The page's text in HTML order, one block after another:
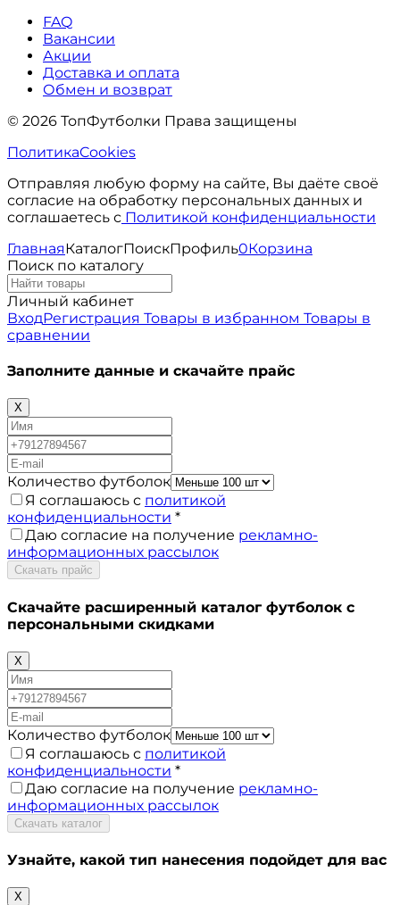
FAQ
Вакансии
Акции
Доставка и оплата
Обмен и возврат
© 2026 ТопФутболки Права защищены
ПолитикаCookies
Отправляя любую форму на сайте, Вы даёте своё
согласие на обработку персональных данных и
соглашаетесь с Политикой конфиденциальности
ГлавнаяКаталогПоискПрофиль0Корзина
Поиск по каталогу
Личный кабинет
ВходРегистрация Товары в избранном Товары в
сравнении
Заполните данные и скачайте прайс
X
Количество футболок
Я соглашаюсь с политикой
конфиденциальности *
Даю согласие на получение рекламно-
информационных рассылок
Скачать прайс
Скачайте расширенный каталог футболок с
персональными скидками
X
Количество футболок
Я соглашаюсь с политикой
конфиденциальности *
Даю согласие на получение рекламно-
информационных рассылок
Скачать каталог
Узнайте, какой тип нанесения подойдет для вас
X